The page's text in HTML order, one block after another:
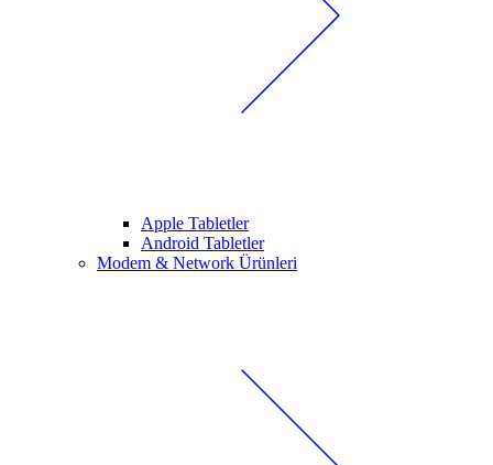
Apple Tabletler
Android Tabletler
Modem & Network Ürünleri